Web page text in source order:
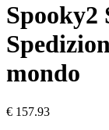
Spooky2
mondo
€ 157.93